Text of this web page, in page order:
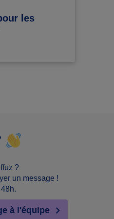
les
?
un message !
à l'équipe